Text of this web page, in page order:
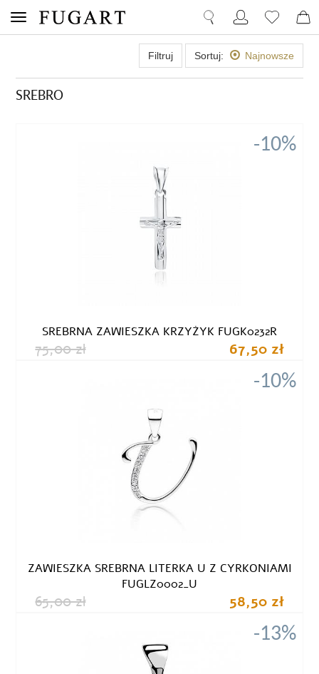
Filtruj Sortuj: Najnowsze
SREBRO
-10%
SREBRNA ZAWIESZKA KRZYŻYK FUGK0232R
75,00 zł 67,50 zł
-10%
ZAWIESZKA SREBRNA LITERKA U Z CYRKONIAMI
FUGLZ0002_U
65,00 zł 58,50 zł
-13%